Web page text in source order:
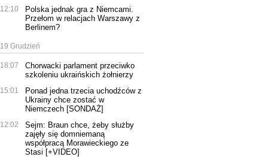
12:10
Polska jednak gra z Niemcami.
Przełom w relacjach Warszawy z
Berlinem?
19 Grudzień
18:07
Chorwacki parlament przeciwko
szkoleniu ukraińskich żołnierzy
15:01
Ponad jedna trzecia uchodźców z
Ukrainy chce zostać w
Niemczech [SONDAŻ]
12:02
Sejm: Braun chce, żeby służby
zajęły się domniemaną
współpracą Morawieckiego ze
Stasi [+VIDEO]